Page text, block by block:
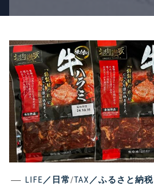
LIFE／日常/TAX／ふるさと納税